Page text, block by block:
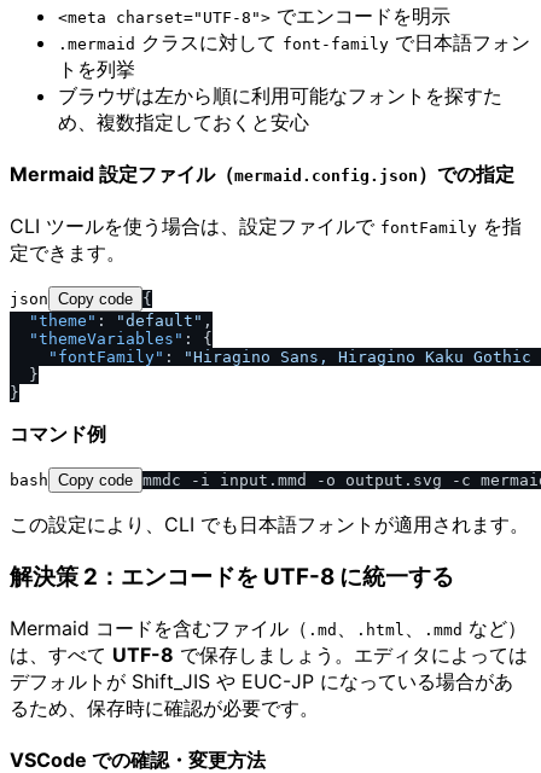
<meta charset="UTF-8"> でエンコードを明示
.mermaid クラスに対して font-family で日本語フォン
トを列挙
ブラウザは左から順に利用可能なフォントを探すた
め、複数指定しておくと安心
Mermaid 設定ファイル（mermaid.config.json ）での指定
CLI ツールを使う場合は、設定ファイルで fontFamily を指
定できます。
json Copy code {
"theme" : "default" ,
"themeVariables" :
{
"fontFamily" :
"Hiragino Sans, Hiragino Kaku
}
}
コマンド例
bash Copy code
この設定により、CLI でも日本語フォントが適用されます。
解決策 2：エンコードを UTF-8 に統一する
Mermaid コードを含むファイル（ .md .html .mmd など）
は、すべて UTF-8 で保存しましょう。エディタによっては
デフォルトが Shift_JIS や EUC-JP になっている場合があ
るため、保存時に確認が必要です。
VSCode での確認・変更方法